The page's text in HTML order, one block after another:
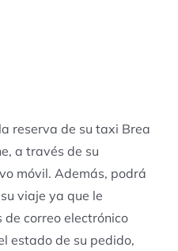
reserva de su taxi Brea
a través de su
móvil. Además, podrá
viaje ya que le
correo electrónico
estado de su pedido,